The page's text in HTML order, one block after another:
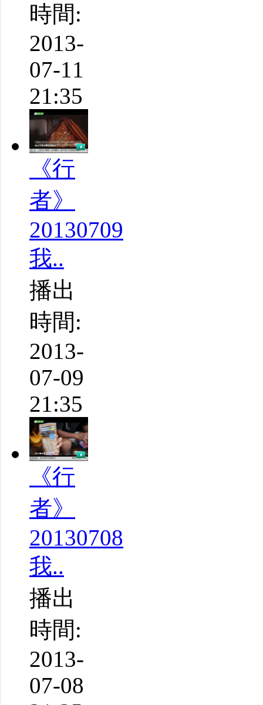
時間:
2013-
07-11
21:35
《行
者》
20130709
我..
播出
時間:
2013-
07-09
21:35
《行
者》
20130708
我..
播出
時間:
2013-
07-08